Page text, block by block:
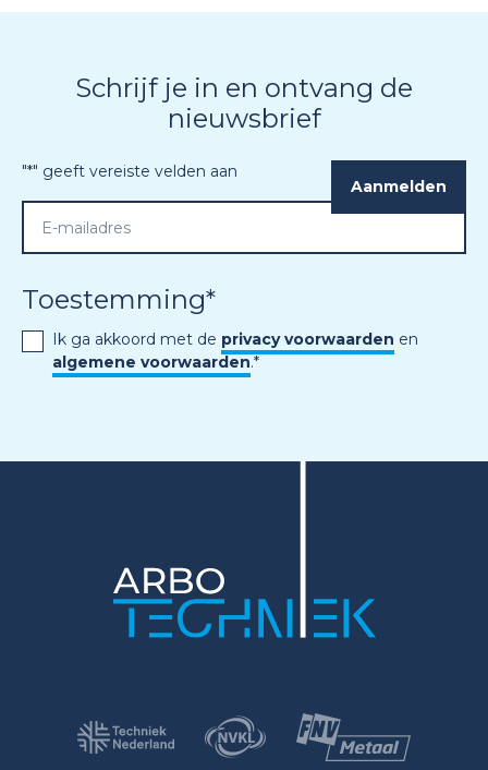
Schrijf je in en ontvang de
nieuwsbrief
"*" geeft vereiste velden aan
Toestemming*
Ik ga akkoord met de privacy voorwaarden en
algemene voorwaarden.*